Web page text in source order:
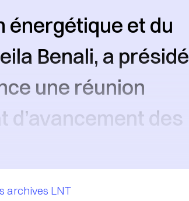
énergétique et du
Benali, a présidé
une réunion
d’avancement des
archives LNT